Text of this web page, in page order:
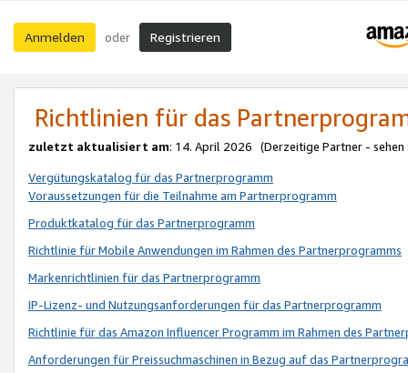
Anmelden oder Registrieren
Richtlinien für das
zuletzt aktualisiert am: 14. April 2026 (Derzeitige Partner - sehen
Vergütungskatalog für das Partnerprogramm
Voraussetzungen für die Teilnahme am Partnerprogramm
Produktkatalog für das Partnerprogramm
Richtlinie für Mobile Anwendungen im Rahmen des Partnerprogramms
Markenrichtlinien für das Partnerprogramm
IP-Lizenz- und Nutzungsanforderungen für das Partnerprogramm
Richtlinie für das Amazon Influencer Programm im Rahmen des
Anforderungen für Preissuchmaschinen in Bezug auf das